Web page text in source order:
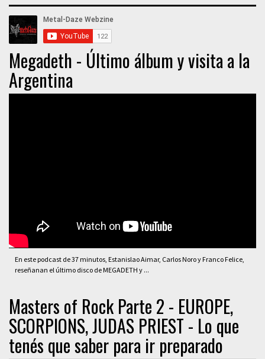
Megadeth - Último álbum y visita a la
Argentina
En este podcast de 37 minutos, Estanislao Aimar, Carlos Noro y Franco Felice,
reseñanan el último disco de MEGADETH y ...
Masters of Rock Parte 2 - EUROPE,
SCORPIONS, JUDAS PRIEST - Lo que
tenés que saber para ir preparado